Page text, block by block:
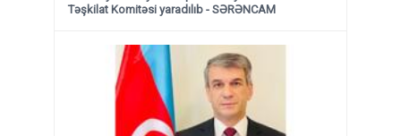
Təşkilat Komitəsi yaradılıb - SƏRƏNCAM